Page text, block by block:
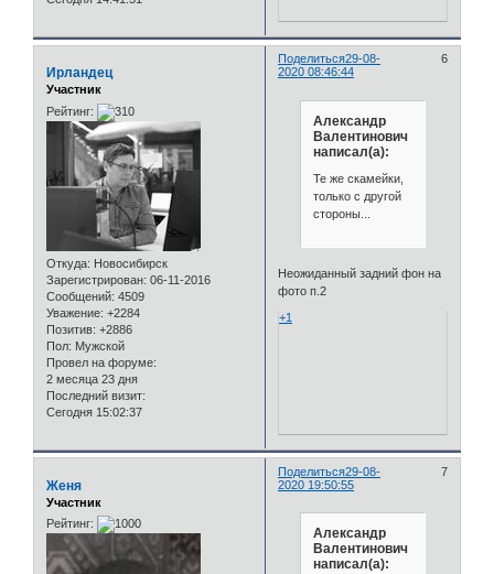
Поделиться 6
29-08-
2020 08:46:44
Ирландец
Участник
Рейтинг:
Откуда: Новосибирск
Зарегистрирован: 06-11-2016
Сообщений: 4509
Уважение: +2284
Позитив: +2886
Пол: Мужской
Провел на форуме:
2 месяца 23 дня
Последний визит:
Сегодня 15:02:37
Александр
Валентинович
написал(а):
Те же скамейки,
только с другой
стороны...
Неожиданный задний фон на
фото п.2
+1
Поделиться 7
29-08-
2020 19:50:55
Женя
Участник
Рейтинг:
Александр
Валентинович
написал(а):